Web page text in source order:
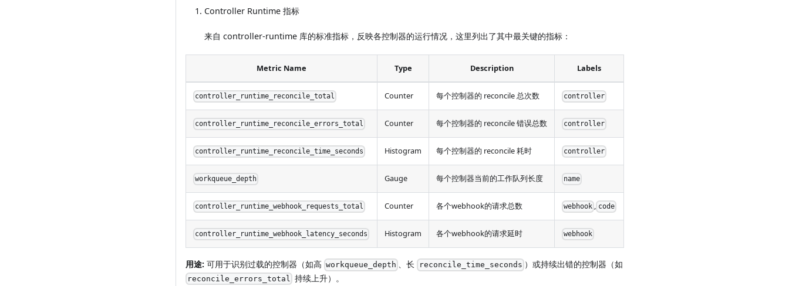
Controller Runtime 指标
来自 controller-runtime 库的标准指标，反映各控制器的运行情况，这里列出了其中最关键的指标：
Metric Name Type Description Labels
controller_runtime_reconcile_total Counter 每个控制器的 reconcile 总次数 controller
controller_runtime_reconcile_errors_total Counter 每个控制器的 reconcile 错误总数 controller
controller_runtime_reconcile_time_seconds Histogram 每个控制器的 reconcile 耗时 controller
workqueue_depth Gauge 每个控制器当前的工作队列长度 name
controller_runtime_webhook_requests_total Counter 各个webhook的请求总数 webhook , code
controller_runtime_webhook_latency_seconds Histogram 各个webhook的请求延时 webhook
用途: 可用于识别过载的控制器（如高 workqueue_depth 、长 reconcile_time_seconds ）或持续出错的控制器（如
reconcile_errors_total 持续上升）。